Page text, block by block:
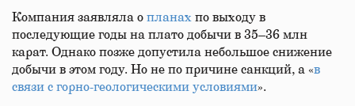
Компания заявляла о планах по выходу в
последующие годы на плато добычи в 35–36 млн
карат. Однако позже допустила небольшое снижение
добычи в этом году. Но не по причине санкций, а «в
связи с горно-геологическими условиями».